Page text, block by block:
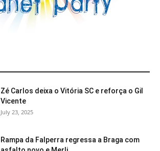
Zé Carlos deixa o Vitória SC e reforça o Gil
Vicente
July 23, 2025
Rampa da Falperra regressa a Braga com